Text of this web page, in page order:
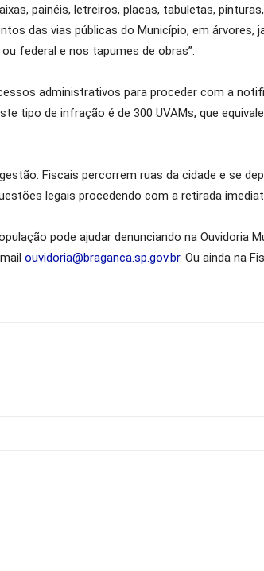
painéis, letreiros, placas, tabuletas,
das vias públicas do Município, em árvores,
federal e nos tapumes de obras”.
administrativos para proceder com a
tipo de infração é de 300 UVAMs, que
Fiscais percorrem ruas da cidade e se
legais procedendo com a retirada
pode ajudar denunciando na Ouvidoria
ouvidoria@braganca.sp.gov.br. Ou ainda na